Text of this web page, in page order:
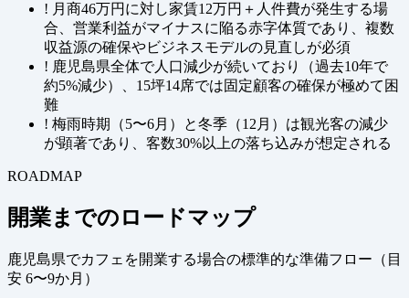
! 月商46万円に対し家賃12万円＋人件費が発生する場
合、営業利益がマイナスに陥る赤字体質であり、複数
収益源の確保やビジネスモデルの見直しが必須
! 鹿児島県全体で人口減少が続いており（過去10年で
約5%減少）、15坪14席では固定顧客の確保が極めて困
難
! 梅雨時期（5〜6月）と冬季（12月）は観光客の減少
が顕著であり、客数30%以上の落ち込みが想定される
ROADMAP
開業までのロードマップ
鹿児島県でカフェを開業する場合の標準的な準備フロー（ 目
安 6〜9か月 ）